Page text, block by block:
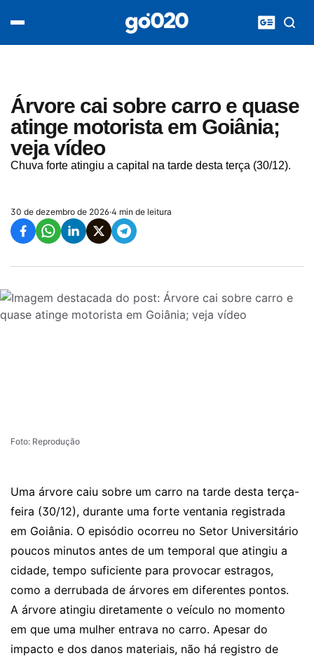
Árvore cai sobre carro e quase
atinge motorista em Goiânia;
veja vídeo
Chuva forte atingiu a capital na tarde desta terça (30/12).
30 de dezembro de 2026·4 min de leitura
Foto: Reprodução
Uma árvore caiu sobre um carro na tarde desta terça-
feira (30/12), durante uma forte ventania registrada
em Goiânia. O episódio ocorreu no Setor Universitário
poucos minutos antes de um temporal que atingiu a
cidade, tempo suficiente para provocar estragos,
como a derrubada de árvores em diferentes pontos.
A árvore atingiu diretamente o veículo no momento
em que uma mulher entrava no carro. Apesar do
impacto e dos danos materiais, não há registro de
acontece agora
entretenimento
vídeos
pod020